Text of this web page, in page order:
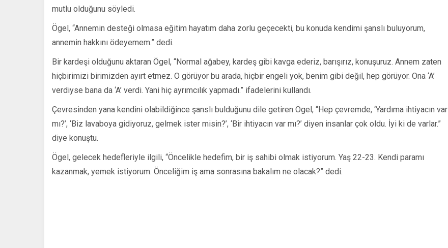
mutlu olduğunu söyledi.
Ögel, “Annemin desteği olmasa eğitim hayatım daha zorlu geçecekti, bu konuda kendimi şanslı buluyorum,
annemin hakkını ödeyemem.” dedi.
Bir kardeşi olduğunu aktaran Ögel, “Normal ağabey, kardeş gibi kavga ederiz, barışırız, konuşuruz. Annem zaten
hiçbirimizi birimizden ayırt etmez. O görüyor bu arada, hiçbir engeli yok, benim gibi değil, hep görüyor. Ona ‘A’
verdiyse bana da ‘A’ verdi. Yani hiç ayrımcılık yapmadı.” ifadelerini kullandı.
Çevresinden yana kendini olabildiğince şanslı bulduğunu dile getiren Ögel, “Hep çevremde, ‘Yardıma ihtiyacın var
mı?’, ‘Biz lavaboya gidiyoruz, gelmek ister misin?’, ‘Bir ihtiyacın var mı?’ diyen insanlar çok oldu. İyi ki de varlar.”
diye konuştu.
Ögel, gelecek hedefleriyle ilgili, “Öncelikle hedefim, bir iş sahibi olmak istiyorum. Yaş 22-23. Kendi paramı
kazanmak, yemek istiyorum. Önceliğim iş ama sonrasına bakalım ne olacak?” dedi.